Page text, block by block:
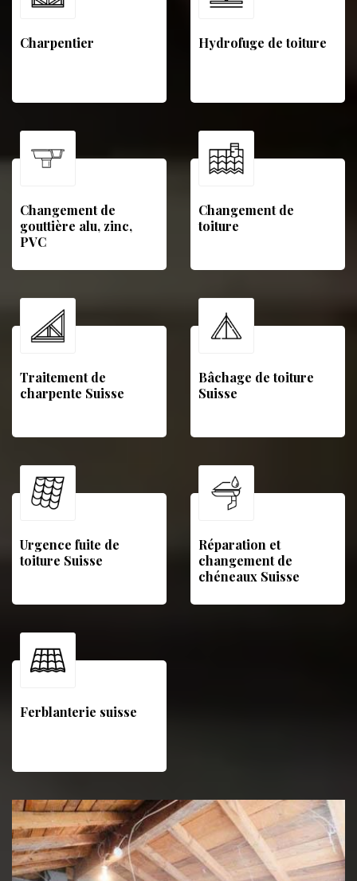
Charpentier Hydrofuge de toiture
Changement de
gouttière alu, zinc,
PVC
Changement de
toiture
Traitement de
charpente Suisse
Bâchage de toiture
Suisse
Urgence fuite de
toiture Suisse
Réparation et
changement de
chéneaux Suisse
Ferblanterie suisse